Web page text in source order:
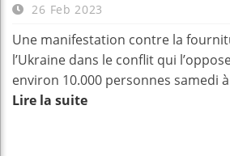
26 Feb 2023
Une manifestation contre la
l’Ukraine dans le conflit qui
environ 10.000 personnes samedi
Lire la suite